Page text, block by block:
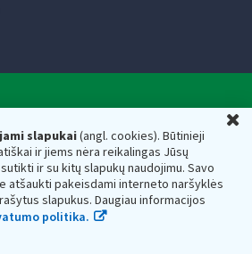
slapukai(angl. cookies). Būtinieji
ir jiems nėra reikalingas Jūsų
ir su kitų slapukų naudojimu. Savo
atšaukti pakeisdami interneto naršyklės
slapukus. Daugiau informacijos
politika.
ministerijos
asmens kodas — 188659752,
g. 14, 01107 Vilnius, Lietuva, el.paštas:
dėžutės adresas 188659752
mokesčių inspekciją prie Lietuvos
kaupiami ir saugomi Juridinių